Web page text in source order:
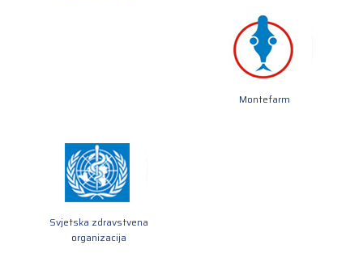
Montefarm
Svjetska zdravstvena
organizacija